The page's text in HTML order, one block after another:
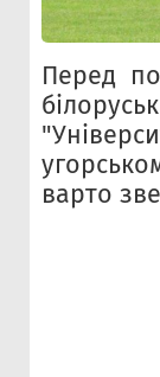
Перед
варто